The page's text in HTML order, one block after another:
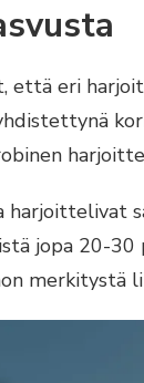
että eri
jopa 20-
merkitystä